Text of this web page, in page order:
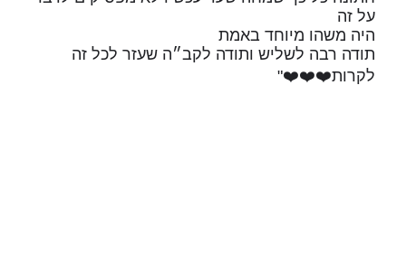
על זה
היה משהו מיוחד באמת
תודה רבה לשליש ותודה לקב״ה שעזר לכל זה
לקרות❤️❤️❤️"